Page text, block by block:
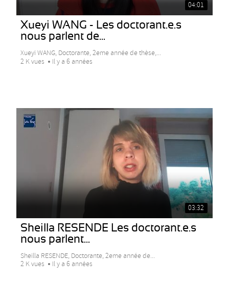
04:01
Xueyi WANG - Les doctorant.e.s
nous parlent de...
Xueyi WANG, Doctorante, 2eme année de thèse,...
2 K vues
Il y a 6 années
03:32
Sheilla RESENDE Les doctorant.e.s
nous parlent...
Sheilla RESENDE, Doctorante, 2eme année de...
2 K vues
Il y a 6 années